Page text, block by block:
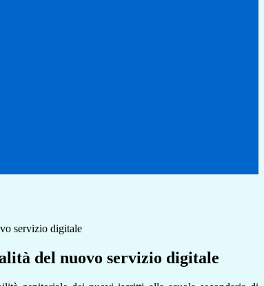
servizio digitale
del nuovo servizio digitale